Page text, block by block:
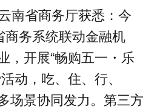
南省商务厅获悉：今
商务系统联动金融机
，开展“畅购五一・乐
动，吃、住、行、
场景协同发力。第三方